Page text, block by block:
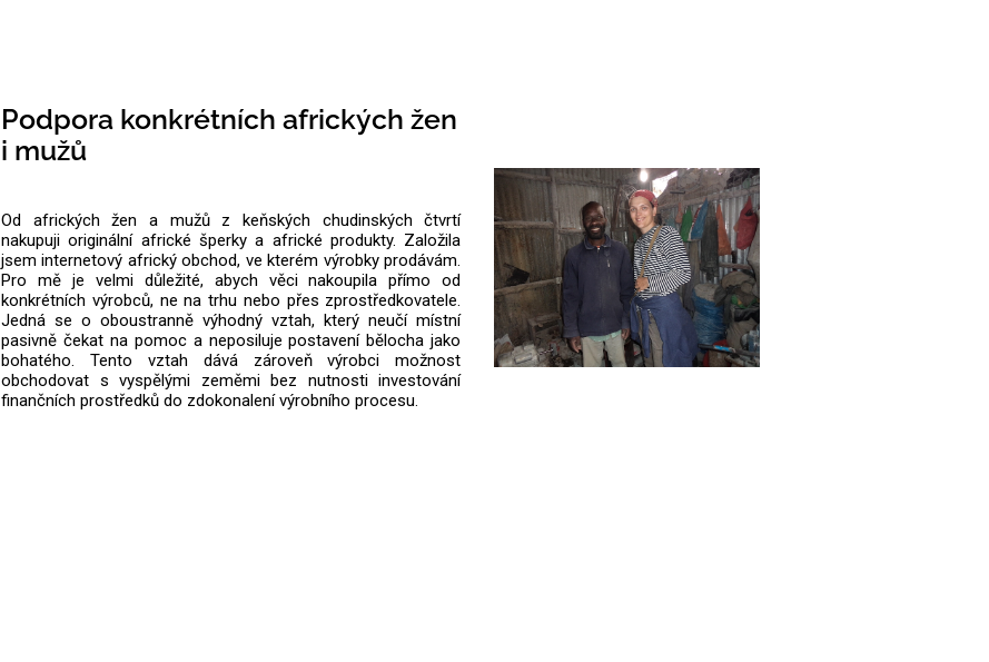
Podpora konkrétních afrických žen
i mužů
Od afrických žen a mužů z keňských chudinských čtvrtí
nakupuji originální africké šperky a africké produkty. Založila
jsem internetový africký obchod, ve kterém výrobky prodávám.
Pro mě je velmi důležité, abych věci nakoupila přímo od
konkrétních výrobců, ne na trhu nebo přes zprostředkovatele.
Jedná se o oboustranně výhodný vztah, který neučí místní
pasivně čekat na pomoc a neposiluje postavení bělocha jako
bohatého. Tento vztah dává zároveň výrobci možnost
obchodovat s vyspělými zeměmi bez nutnosti investování
finančních prostředků do zdokonalení výrobního procesu.